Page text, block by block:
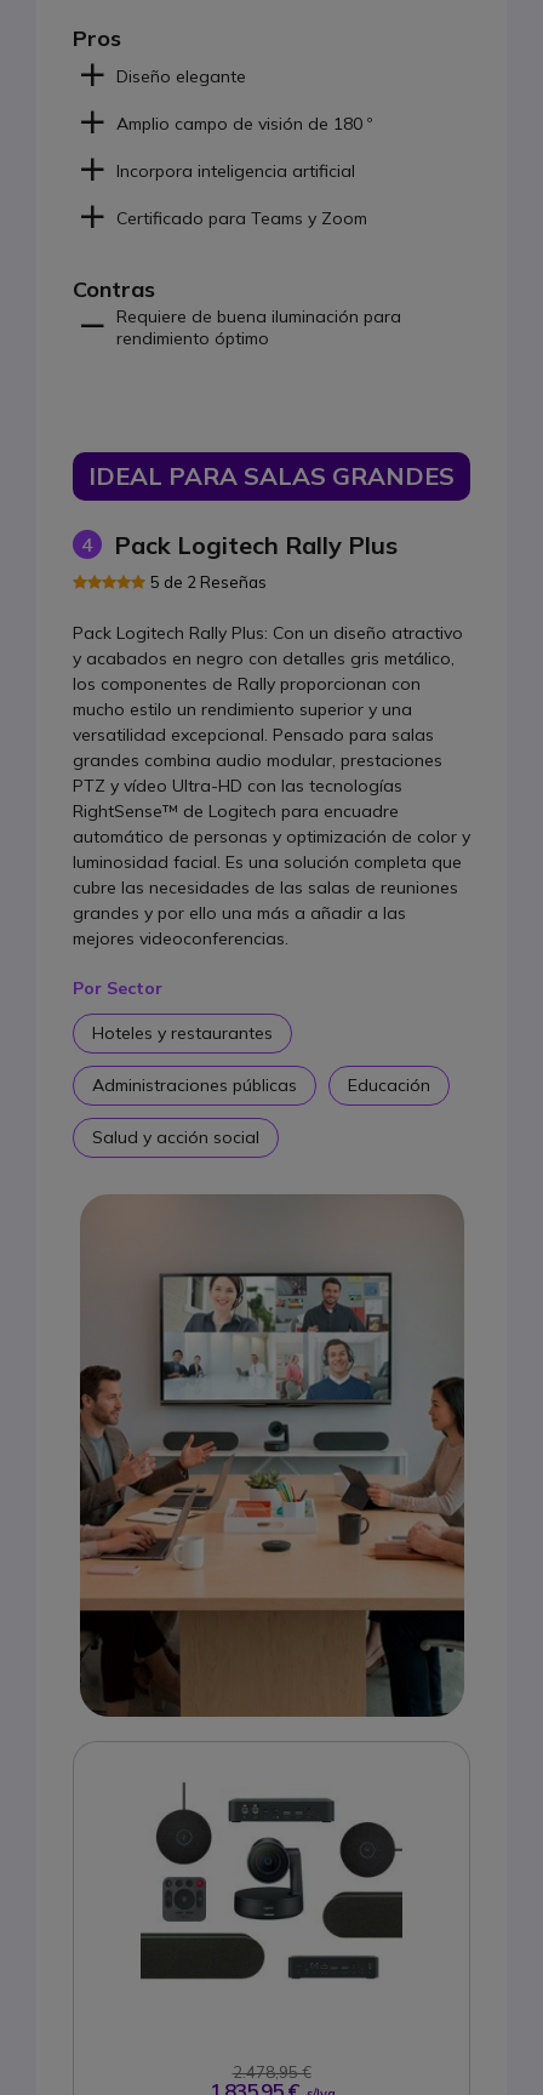
Pros
Diseño elegante
Amplio campo de visión de 180 º
Incorpora inteligencia artificial
Certificado para Teams y Zoom
Contras
Requiere de buena iluminación para
rendimiento óptimo
IDEAL PARA SALAS GRANDES
4 Pack Logitech Rally Plus
5 de 2 Reseñas
Pack Logitech Rally Plus: Con un diseño atractivo
y acabados en negro con detalles gris metálico,
los componentes de Rally proporcionan con
mucho estilo un rendimiento superior y una
versatilidad excepcional. Pensado para salas
grandes combina audio modular, prestaciones
PTZ y vídeo Ultra-HD con las tecnologías
RightSense™ de Logitech para encuadre
automático de personas y optimización de color y
luminosidad facial. Es una solución completa que
cubre las necesidades de las salas de reuniones
grandes y por ello una más a añadir a las
mejores videoconferencias.
Por Sector
Hoteles y restaurantes
Administraciones públicas Educación
Salud y acción social
2.478,95 €